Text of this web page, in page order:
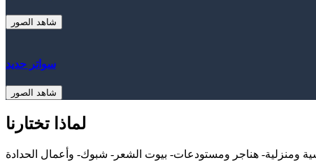
شاهد الصور
سواتر حديد
شاهد الصور
لماذا تختارنا
ومنزلية- هناجر ومستودعات- بيوت الشعر- شبوك- وأعمال الحدادة